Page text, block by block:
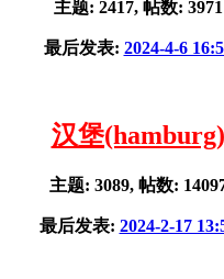
主题: 2417, 帖数: 3971
最后发表: 2024-4-6
汉堡(hamburg)
主题: 3089, 帖数:
最后发表: 2024-2-17